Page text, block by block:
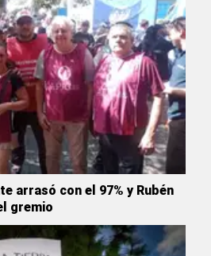
arrasó con el 97% y Rubén
gremio